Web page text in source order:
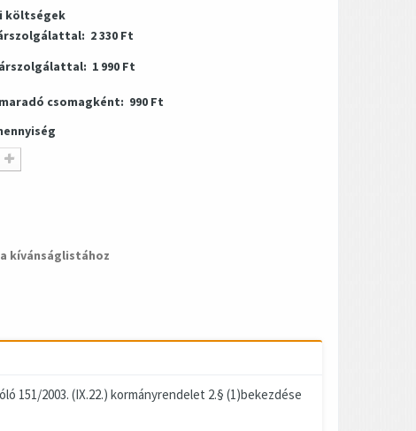
költségek
2 330 Ft
1 990 Ft
csomagként: 990 Ft
kívánságlistához
151/2003. (IX.22.) kormányrendelet 2.§ (1)bekezdése